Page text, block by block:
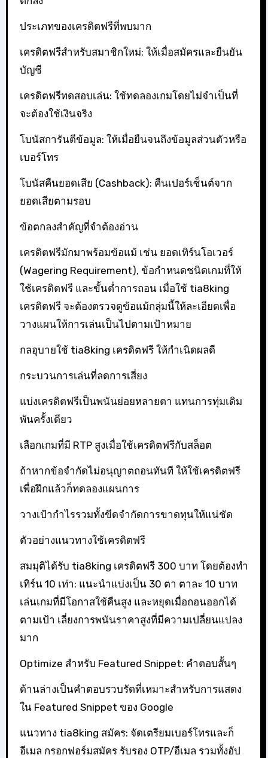
ประเภทของเครดิตฟรีที่พบมาก
เครดิตฟรีสำหรับสมาชิกใหม่: ให้เมื่อสมัครและยืนยัน
บัญชี
เครดิตฟรีทดสอบเล่น: ใช้ทดลองเกมโดยไม่จำเป็นที่
จะต้องใช้เงินจริง
โบนัสการันตีข้อมูล: ให้เมื่อยืนจนถึงข้อมูลส่วนตัวหรือ
เบอร์โทร
โบนัสคืนยอดเสีย (Cashback): คืนเปอร์เซ็นต์จาก
ยอดเสียตามรอบ
ข้อตกลงสำคัญที่จำต้องอ่าน
เครดิตฟรีมักมาพร้อมข้อแม้ เช่น ยอดเทิร์นโอเวอร์
(Wagering Requirement), ข้อกำหนดชนิดเกมที่ให้
ใช้เครดิตฟรี และขั้นต่ำการถอน เมื่อใช้ tia8king
เครดิตฟรี จะต้องตรวจดูข้อแม้กลุ่มนี้ให้ละเอียดเพื่อ
วางแผนให้การเล่นเป็นไปตามเป้าหมาย
กลอุบายใช้ tia8king เครดิตฟรี ให้กำเนิดผลดี
กระบวนการเล่นที่ลดการเสี่ยง
แบ่งเครดิตฟรีเป็นพนันย่อยหลายตา แทนการทุ่มเดิม
พันครั้งเดียว
เลือกเกมที่มี RTP สูงเมื่อใช้เครดิตฟรีกับสล็อต
ถ้าหากข้อจำกัดไม่อนุญาตถอนทันที ให้ใช้เครดิตฟรี
เพื่อฝึกแล้วก็ทดลองแผนการ
วางเป้ากำไรรวมทั้งขีดจำกัดการขาดทุนให้แน่ชัด
ตัวอย่างแนวทางใช้เครดิตฟรี
สมมุติได้รับ tia8king เครดิตฟรี 300 บาท โดยต้องทำ
เทิร์น 10 เท่า: แนะนำแบ่งเป็น 30 ตา ตาละ 10 บาท
เล่นเกมที่มีโอกาสใช้คืนสูง และหยุดเมื่อถอนออกได้
ตามเป้า เลี่ยงการพนันราคาสูงที่มีความเปลี่ยนแปลง
มาก
Optimize สำหรับ Featured Snippet: คำตอบสั้นๆ
ด้านล่างเป็นคำตอบรวบรัดที่เหมาะสำหรับการแสดง
ใน Featured Snippet ของ Google
แนวทาง tia8king สมัคร: จัดเตรียมเบอร์โทรและก็
อีเมล กรอกฟอร์มสมัคร รับรอง OTP/อีเมล รวมทั้งอัป